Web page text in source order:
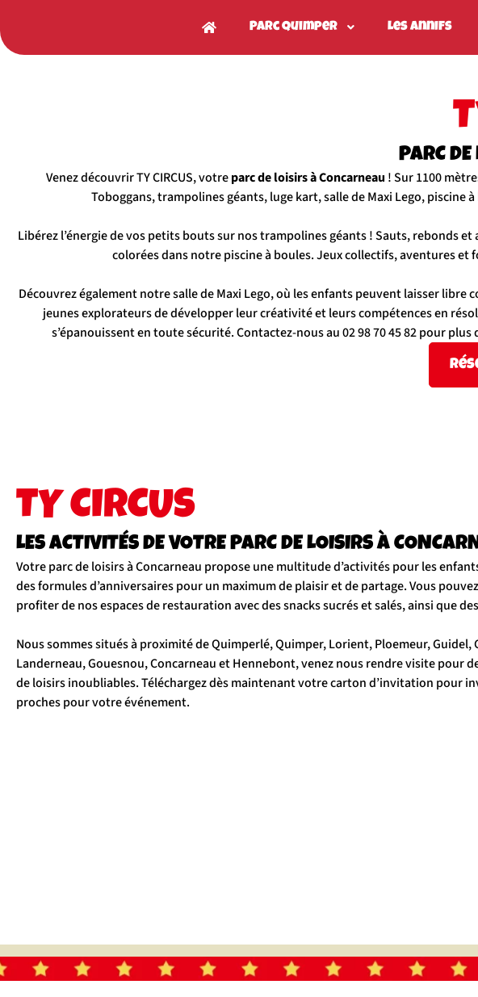
Parc Quimper Les Annifs
PARC
Venez découvrir TY CIRCUS, votreparc de loisirs à Concarneau ! Sur 1100
Toboggans, trampolines géants, luge kart, salle de Maxi Lego,
Libérez l’énergie de vos petits bouts sur nos trampolines géants ! Sauts, rebonds
colorées dans notre piscine à boules. Jeux collectifs, aventures
Découvrez également notre salle de Maxi Lego, où les enfants peuvent laisser
jeunes explorateurs de développer leur créativité et leurs compétences en
s’épanouissent en toute sécurité. Contactez-nous au 02 98 70 45 82 pour
TY CIRCUS
LES ACTIVITÉS DE VOTRE PARC DE LOISIRS À
Votre parc de loisirs à Concarneau propose une multitude d’activités pour les
des formules d’anniversaires pour un maximum de plaisir et de partage. Vous
profiter de nos espaces de restauration avec des snacks sucrés et salés, ainsi que
Nous sommes situés à proximité de Quimperlé, Quimper, Lorient, Ploemeur, Guidel,
Landerneau, Gouesnou, Concarneau et Hennebont, venez nous rendre visite pour
de loisirs inoubliables. Téléchargez dès maintenant votre carton d’invitation pour
proches pour votre événement.